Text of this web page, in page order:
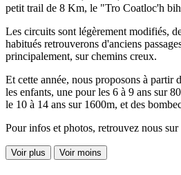
petit trail de 8 Km, le "Tro Coatloc'h
Les circuits sont légèrement modifiés,
habitués retrouverons d'anciens
principalement, sur chemins creux.
Et cette année, nous proposons à partir
les enfants, une pour les 6 à 9 ans sur
le 10 à 14 ans sur 1600m, et des
Pour infos et photos, retrouvez nous sur
Voir plus Voir moins